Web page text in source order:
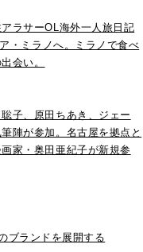
ラサーOL海外一人旅日記
・ミラノへ。ミラノで食べ
会い。
子、原田ちあき、ジェー
陣が参加。名古屋を拠点と
家・奥田亜紀子が新規参
ブランドを展開する